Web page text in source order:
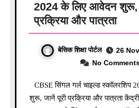
2024 के लिए आवेदन शुरू,
प्रक्रिया और पात्रता
बेसिक शिक्षा पोर्टल
26
No
CBSE सिंगल गर्ल चाइल्ड स्कॉलरशिप 2024 के लिए आवेदन
शुरू, जानें पूरी प्रक्रिया और पात्रता केंद्रीय